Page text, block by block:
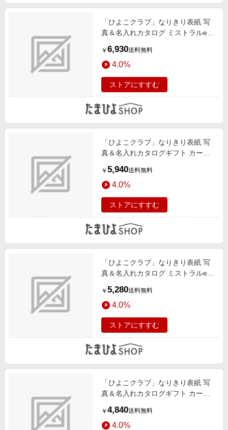
「ひよこクラブ」なりきり表紙 写
真＆名入れカタログ ミストラルe-
￥ 6,930送料無料
4.0%
ストアにすすむ
「ひよこクラブ」なりきり表紙 写
真＆名入れカタログギフト カード
￥ 5,940送料無料
4.0%
ストアにすすむ
「ひよこクラブ」なりきり表紙 写
真＆名入れカタログ ミストラルe-
￥ 5,280送料無料
4.0%
ストアにすすむ
「ひよこクラブ」なりきり表紙 写
真＆名入れカタログギフト カード
￥ 4,840送料無料
4.0%